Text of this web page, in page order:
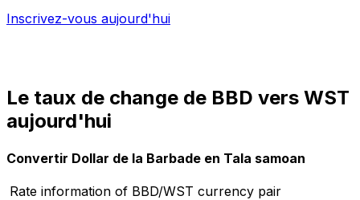
Inscrivez-vous aujourd'hui
Le taux de change de BBD vers WST
aujourd'hui
Convertir Dollar de la Barbade en Tala samoan
Rate information of BBD/WST currency pair